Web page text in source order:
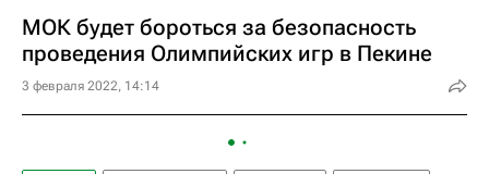
МОК будет бороться за безопасность
проведения Олимпийских игр в Пекине
3 февраля 2022, 14:14